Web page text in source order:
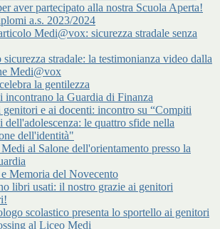
aver partecipato alla nostra Scuola Aperta!
a.s. 2023/2024
Medi@vox: sicurezza stradale senza
sicurezza stradale: la testimonianza video dalla
Medi@vox
la gentilezza
incontrano la Guardia di Finanza
e ai docenti: incontro su “Compiti
dell'adolescenza: le quattro sfide nella
dell'identità"
al Salone dell'orientamento presso la
Memoria del Novecento
libri usati: il nostro grazie ai genitori
scolastico presenta lo sportello ai genitori
al Liceo Medi